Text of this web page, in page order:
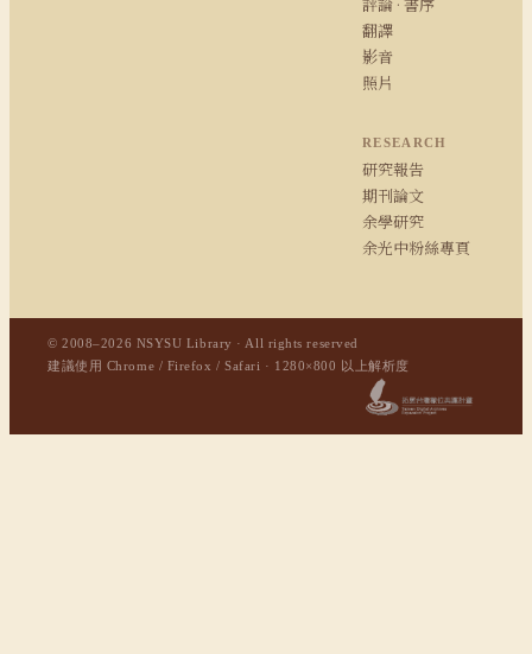
翻譯
影音
照片
RESEARCH
研究報告
期刊論文
余學研究
余光中粉絲專頁
© 2008–2026 NSYSU Library · All rights reserved
建議使用 Chrome / Firefox / Safari · 1280×800 以上解析度